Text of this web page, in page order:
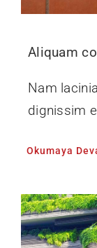
Aliquam
Nam
dignissim
Okumaya